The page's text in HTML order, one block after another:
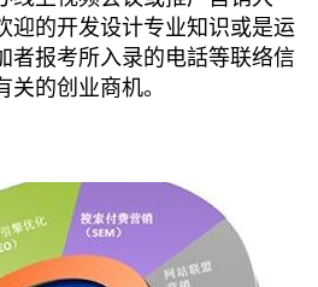
迎的开发设计专业知识或是运
者报考所入录的电話等联络信
的创业商机。